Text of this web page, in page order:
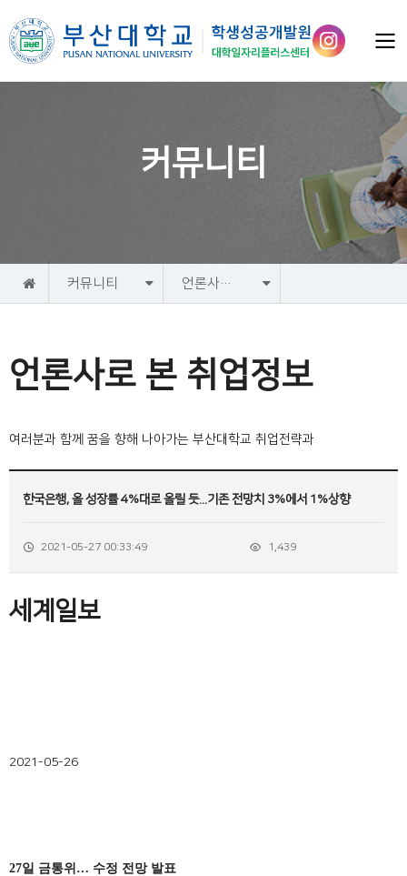
커뮤니티
홈 커뮤니티 언론사로 본 취업정보
언론사로 본 취업정보
여러분과 함께 꿈을 향해 나아가는 부산대학교 취업전략과
한국은행, 올 성장률 4%대로 올릴 듯...기존 전망치 3%에서 1%상향
2021-05-27 00:33:49 1,439
세계일보
2021-05-26
27일 금통위… 수정 전망 발표